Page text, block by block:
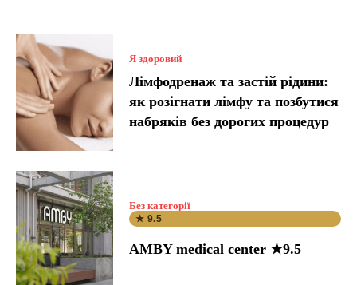
Я здоровий
Лімфодренаж та застій рідини:
як розігнати лімфу та позбутися
набряків без дорогих процедур
Без категорії
★ 9.5
AMBY medical center ★9.5